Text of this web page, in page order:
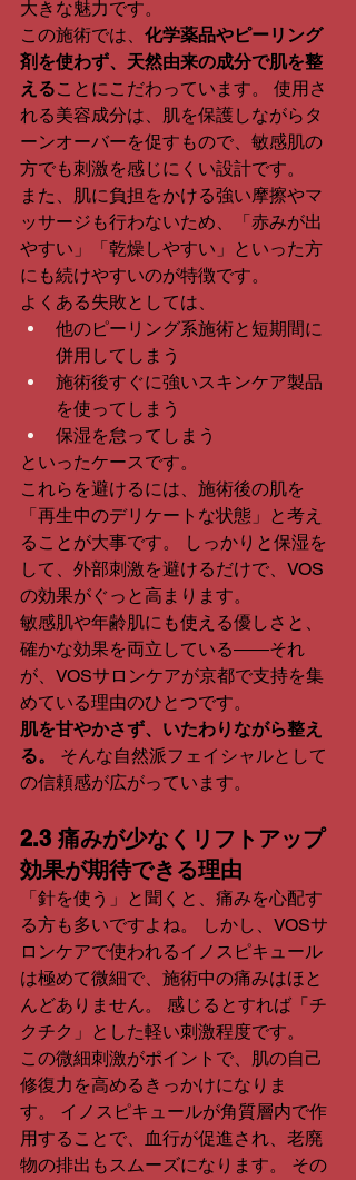
大きな魅力です。
この施術では、 化学薬品やピーリング
剤を使わず、天然由来の成分で肌を整
えることにこだわっています。 使用さ
れる美容成分は、肌を保護しながらタ
ーンオーバーを促すもので、敏感肌の
方でも刺激を感じにくい設計です。
また、肌に負担をかける強い摩擦やマ
ッサージも行わないため、「赤みが出
やすい」「乾燥しやすい」といった方
にも続けやすいのが特徴です。
よくある失敗としては、
他のピーリング系施術と短期間に
併用してしまう
施術後すぐに強いスキンケア製品
を使ってしまう
保湿を怠ってしまう
といったケースです。
これらを避けるには、施術後の肌を
「再生中のデリケートな状態」と考え
ることが大事です。 しっかりと保湿を
して、外部刺激を避けるだけで、VOS
の効果がぐっと高まります。
敏感肌や年齢肌にも使える優しさと、
確かな効果を両立している――それ
が、VOSサロンケアが京都で支持を集
めている理由のひとつです。
肌を甘やかさず、いたわりながら整え
る。
そんな自然派フェイシャルとして
の信頼感が広がっています。
2.3 痛みが少なくリフトアップ
効果が期待できる理由
「針を使う」と聞くと、痛みを心配す
る方も多いですよね。 しかし、VOSサ
ロンケアで使われるイノスピキュール
は極めて微細で、施術中の痛みはほと
んどありません。 感じるとすれば「チ
クチク」とした軽い刺激程度です。
この微細刺激がポイントで、肌の自己
修復力を高めるきっかけになりま
す。 イノスピキュールが角質層内で作
用することで、血行が促進され、老廃
物の排出もスムーズになります。 その